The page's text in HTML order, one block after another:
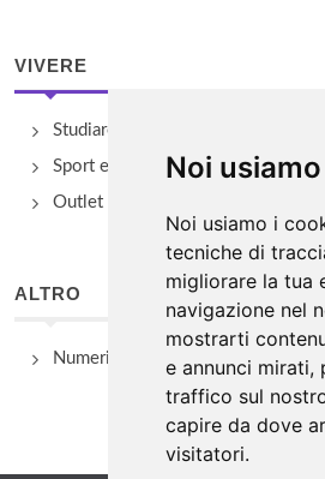
Noi
Noi usiamo i
tecniche di
migliorare la tua
navigazione nel
mostrarti
e annunci mirati,
traffico sul
capire da dove
visitatori.
VIVERE
Studiare
Sport e Benessere
Outlet e spacci aziendali
ALTRO
Numeri Utili